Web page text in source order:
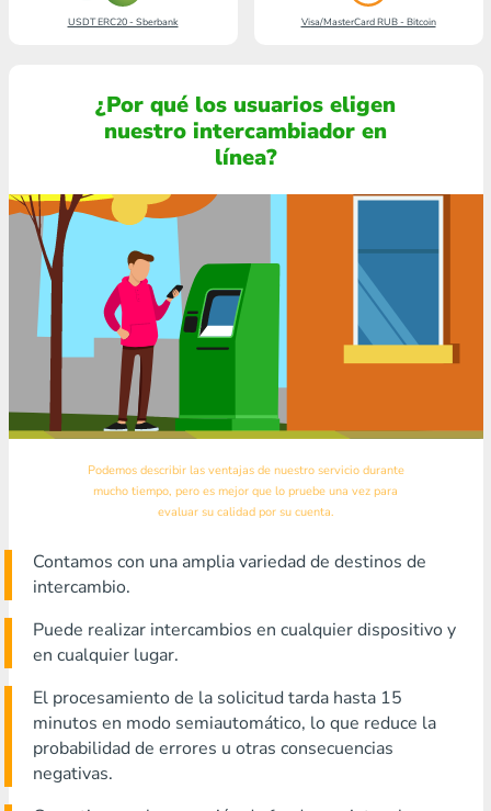
USDT ERC20 - Sberbank Visa/MasterCard RUB - Bitcoin
¿Por qué los usuarios eligen
nuestro intercambiador en
línea?
Podemos describir las ventajas de nuestro servicio durante
mucho tiempo, pero es mejor que lo pruebe una vez para
evaluar su calidad por su cuenta.
Contamos con una amplia variedad de destinos de
intercambio.
Puede realizar intercambios en cualquier dispositivo y
en cualquier lugar.
El procesamiento de la solicitud tarda hasta 15
minutos en modo semiautomático, lo que reduce la
probabilidad de errores u otras consecuencias
negativas.